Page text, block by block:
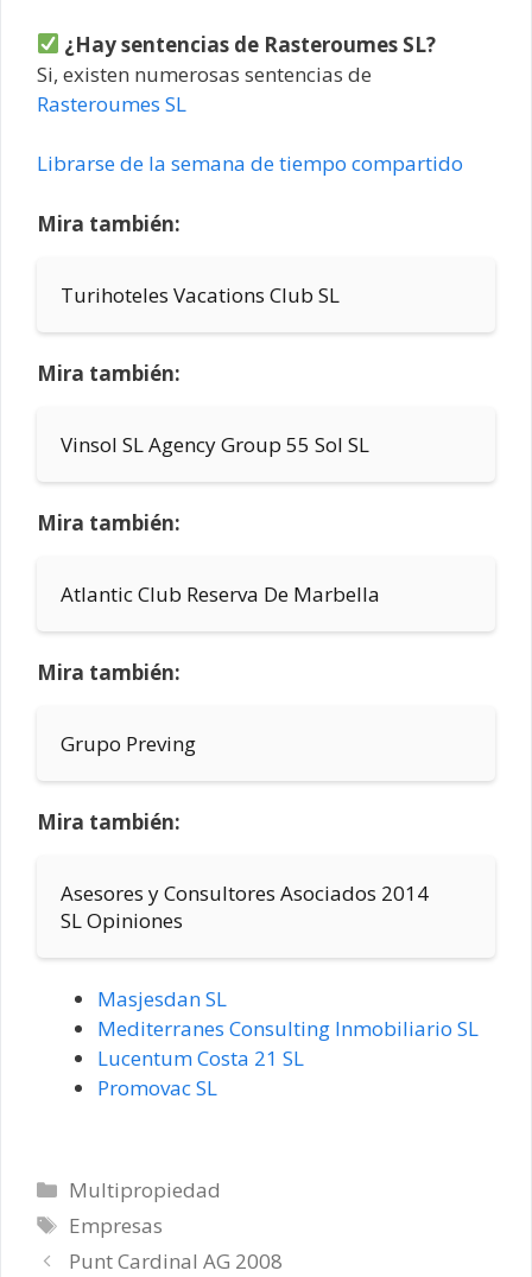
¿Hay sentencias de Rasteroumes SL?
Si, existen numerosas sentencias de
Rasteroumes SL
Librarse de la semana de tiempo compartido
Mira también:
Turihoteles Vacations Club SL
Mira también:
Vinsol SL Agency Group 55 Sol SL
Mira también:
Atlantic Club Reserva De Marbella
Mira también:
Grupo Preving
Mira también:
Asesores y Consultores Asociados 2014
SL Opiniones
Masjesdan SL
Mediterranes Consulting Inmobiliario SL
Lucentum Costa 21 SL
Promovac SL
Categorías
Multipropiedad
Etiquetas
Empresas
Punt Cardinal AG 2008